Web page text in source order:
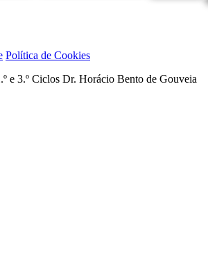
Política de Cookies
e 3.º Ciclos Dr. Horácio Bento de Gouveia